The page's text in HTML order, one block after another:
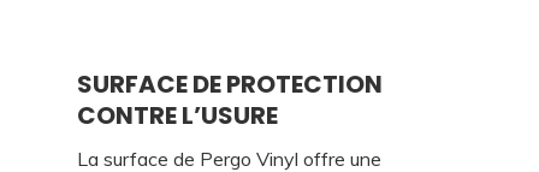
SURFACE DE PROTECTION
CONTRE L’USURE
La surface de Pergo Vinyl offre une